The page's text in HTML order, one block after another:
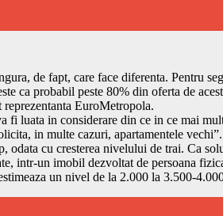
de fapt, care face diferenta. Pentru
ca probabil peste 80% din oferta de
EuroMetropola.
fi luata in considerare din ce in ce mai
in multe cazuri, apartamentele
cu cresterea nivelului de trai. Ca
intr-un imobil dezvoltat de persoana
un nivel de la 2.000 la 3.500-